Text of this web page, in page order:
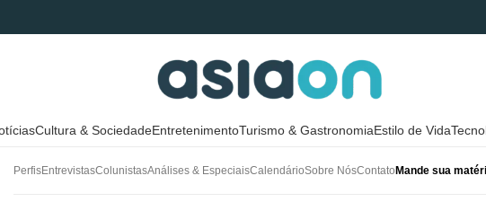
Cultura & SociedadeEntretenimentoTurismo & GastronomiaEstilo de Vida
PerfisEntrevistasColunistasAnálises & EspeciaisCalendárioSobre NósContato Mande sua